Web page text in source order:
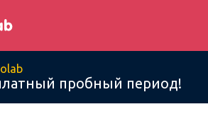
пробный период!